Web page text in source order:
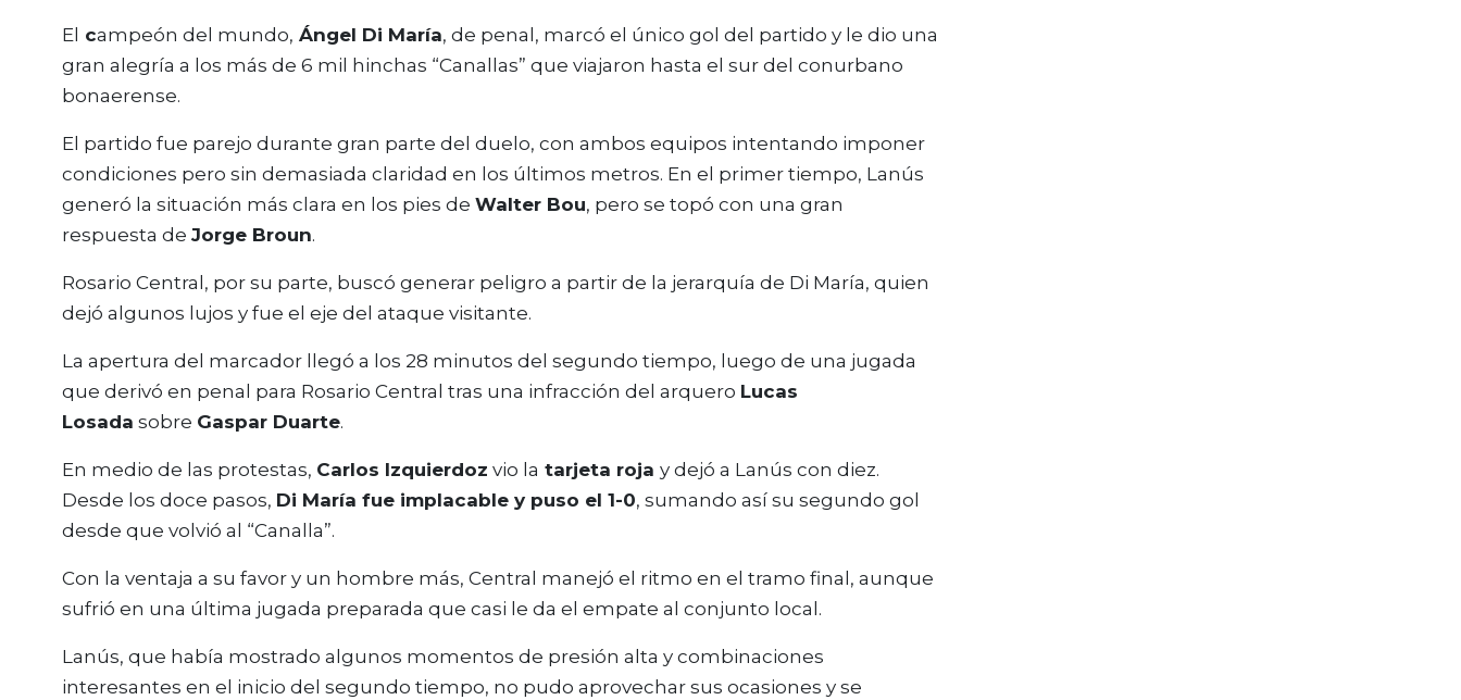
El campeón del mundo, Ángel Di María, de penal, marcó el único gol del partido y le dio una
gran alegría a los más de 6 mil hinchas “Canallas” que viajaron hasta el sur del conurbano
bonaerense.
El partido fue parejo durante gran parte del duelo, con ambos equipos intentando imponer
condiciones pero sin demasiada claridad en los últimos metros. En el primer tiempo, Lanús
generó la situación más clara en los pies de Walter Bou, pero se topó con una gran
respuesta de Jorge Broun.
Rosario Central, por su parte, buscó generar peligro a partir de la jerarquía de Di María, quien
dejó algunos lujos y fue el eje del ataque visitante.
La apertura del marcador llegó a los 28 minutos del segundo tiempo, luego de una jugada
que derivó en penal para Rosario Central tras una infracción del arquero Lucas
Losada sobre Gaspar Duarte.
En medio de las protestas, Carlos Izquierdoz vio la tarjeta roja y dejó a Lanús con diez.
Desde los doce pasos, Di María fue implacable y puso el 1-0, sumando así su segundo gol
desde que volvió al “Canalla”.
Con la ventaja a su favor y un hombre más, Central manejó el ritmo en el tramo final, aunque
sufrió en una última jugada preparada que casi le da el empate al conjunto local.
Lanús, que había mostrado algunos momentos de presión alta y combinaciones
interesantes en el inicio del segundo tiempo, no pudo aprovechar sus ocasiones y se